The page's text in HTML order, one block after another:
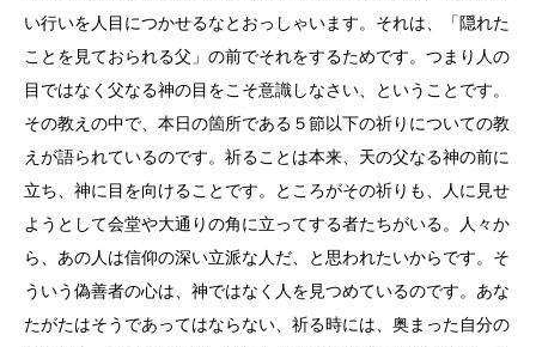
い行いを人目につかせるなとおっしゃいます。それは、「隠れた
ことを見ておられる父」の前でそれをするためです。つまり人の
目ではなく父なる神の目をこそ意識しなさい、ということです。
その教えの中で、本日の箇所である５節以下の祈りについての教
えが語られているのです。祈ることは本来、天の父なる神の前に
立ち、神に目を向けることです。ところがその祈りも、人に見せ
ようとして会堂や大通りの角に立ってする者たちがいる。人々か
ら、あの人は信仰の深い立派な人だ、と思われたいからです。そ
ういう偽善者の心は、神ではなく人を見つめているのです。あな
たがたはそうであってはならない、祈る時には、奥まった自分の